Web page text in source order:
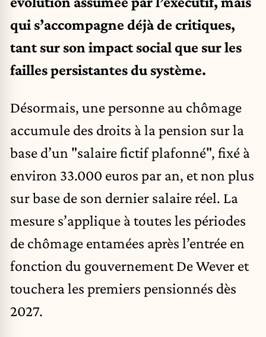
qui s’accompagne déjà de critiques,
tant sur son impact social que sur les
failles persistantes du système.
Désormais, une personne au chômage
accumule des droits à la pension sur la
base d’un "salaire fictif plafonné", fixé à
environ 33.000 euros par an, et non plus
sur base de son dernier salaire réel. La
mesure s’applique à toutes les périodes
de chômage entamées après l’entrée en
fonction du gouvernement De Wever et
touchera les premiers pensionnés dès
2027.